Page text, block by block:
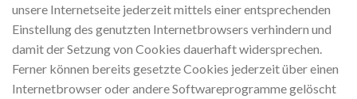
unsere Internetseite jederzeit mittels einer entsprechenden
Einstellung des genutzten Internetbrowsers verhindern und
damit der Setzung von Cookies dauerhaft widersprechen.
Ferner können bereits gesetzte Cookies jederzeit über einen
Internetbrowser oder andere Softwareprogramme gelöscht